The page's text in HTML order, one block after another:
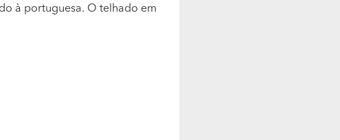
à portuguesa. O telhado em